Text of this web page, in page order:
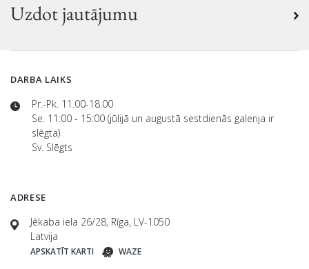
Uzdot jautājumu
DARBA LAIKS
Pr.-Pk. 11.00-18.00
Se. 11:00 - 15:00 (jūlijā un augustā sestdienās galerija ir
slēgta)
Sv. Slēgts
ADRESE
Jēkaba iela 26/28, Rīga, LV-1050
Latvija
APSKATĪT KARTI WAZE